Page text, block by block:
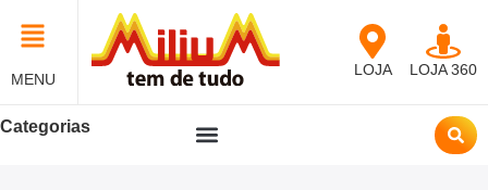
MENU
LOJA LOJA 360
Categorias